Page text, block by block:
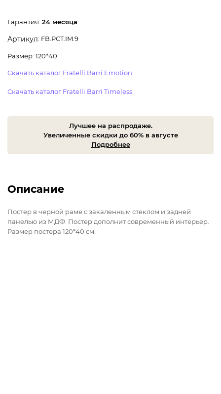
Гарантия: 24 месяца
Артикул: FB.PCT.IM.9
Размер: 120*40
Скачать каталог Fratelli Barri Emotion
Скачать каталог Fratelli Barri Timeless
Лучшее на распродаже.
Увеличенные скидки до 60% в августе
Подробнее
Описание
Постер в черной раме с закаленным стеклом и задней
панелью из МДФ. Постер дополнит современный интерьер.
Размер постера 120*40 см.